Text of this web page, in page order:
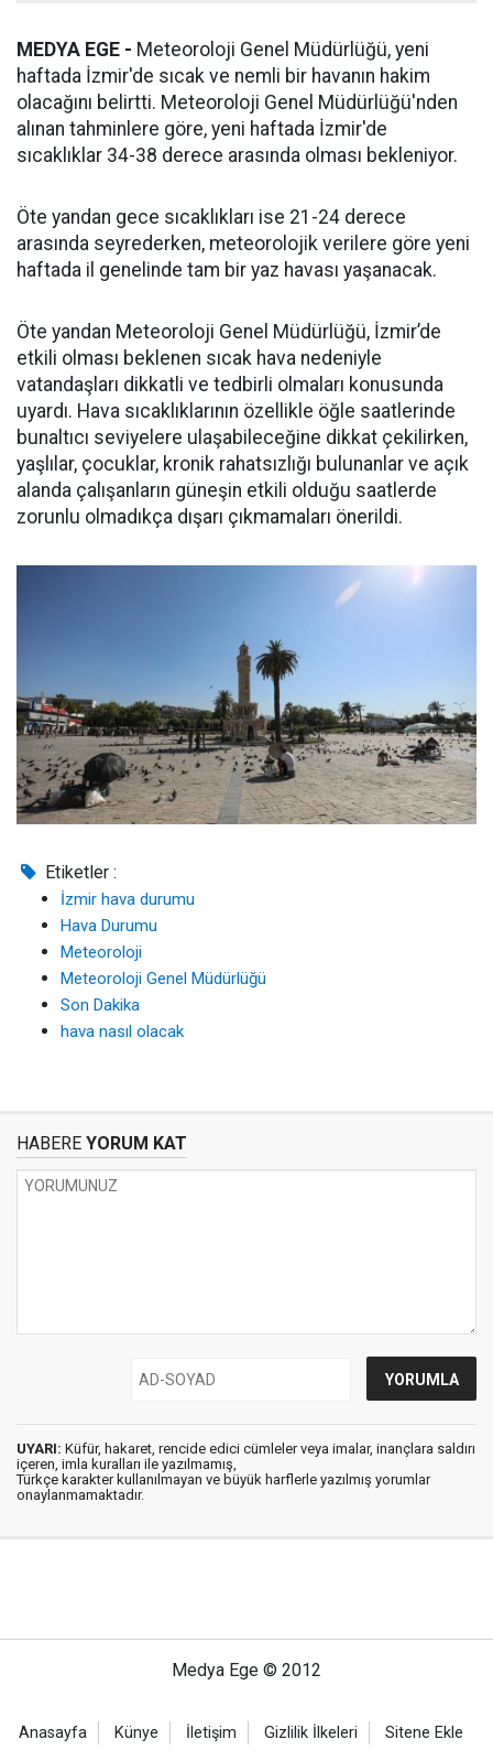
MEDYA EGE - Meteoroloji Genel Müdürlüğü, yeni
haftada İzmir'de sıcak ve nemli bir havanın hakim
olacağını belirtti. Meteoroloji Genel Müdürlüğü'nden
alınan tahminlere göre, yeni haftada İzmir'de
sıcaklıklar 34-38 derece arasında olması bekleniyor.
Öte yandan gece sıcaklıkları ise 21-24 derece
arasında seyrederken, meteorolojik verilere göre yeni
haftada il genelinde tam bir yaz havası yaşanacak.
Öte yandan Meteoroloji Genel Müdürlüğü, İzmir’de
etkili olması beklenen sıcak hava nedeniyle
vatandaşları dikkatli ve tedbirli olmaları konusunda
uyardı. Hava sıcaklıklarının özellikle öğle saatlerinde
bunaltıcı seviyelere ulaşabileceğine dikkat çekilirken,
yaşlılar, çocuklar, kronik rahatsızlığı bulunanlar ve açık
alanda çalışanların güneşin etkili olduğu saatlerde
zorunlu olmadıkça dışarı çıkmamaları önerildi.
Etiketler :
İzmir hava durumu
Hava Durumu
Meteoroloji
Meteoroloji Genel Müdürlüğü
Son Dakika
hava nasıl olacak
HABERE YORUM KAT
UYARI: Küfür, hakaret, rencide edici cümleler veya imalar, inançlara saldırı
içeren, imla kuralları ile yazılmamış,
Türkçe karakter kullanılmayan ve büyük harflerle yazılmış yorumlar
onaylanmamaktadır.
Medya Ege © 2012
Anasayfa Künye İletişim Gizlilik İlkeleri Sitene Ekle